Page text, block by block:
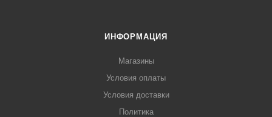
ИНФОРМАЦИЯ
Магазины
Условия оплаты
Условия доставки
Политика